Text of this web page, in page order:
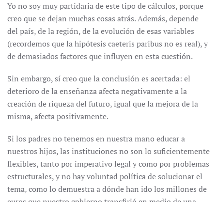
Yo no soy muy partidaria de este tipo de cálculos, porque
creo que se dejan muchas cosas atrás. Además, depende
del país, de la región, de la evolución de esas variables
(recordemos que la hipótesis caeteris paribus no es real), y
de demasiados factores que influyen en esta cuestión.
Sin embargo, sí creo que la conclusión es acertada: el
deterioro de la enseñanza afecta negativamente a la
creación de riqueza del futuro, igual que la mejora de la
misma, afecta positivamente.
Si los padres no tenemos en nuestra mano educar a
nuestros hijos, las instituciones no son lo suficientemente
flexibles, tanto por imperativo legal y como por problemas
estructurales, y no hay voluntad política de solucionar el
tema, como lo demuestra a dónde han ido los millones de